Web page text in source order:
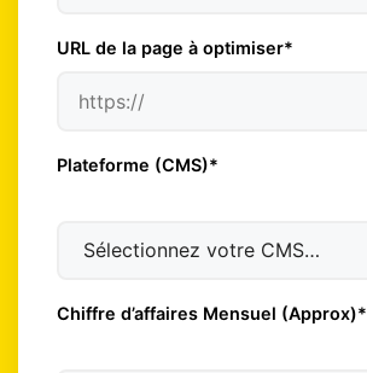
URL de la page à optimiser*
Plateforme (CMS)*
Chiffre d’affaires Mensuel (Approx)*